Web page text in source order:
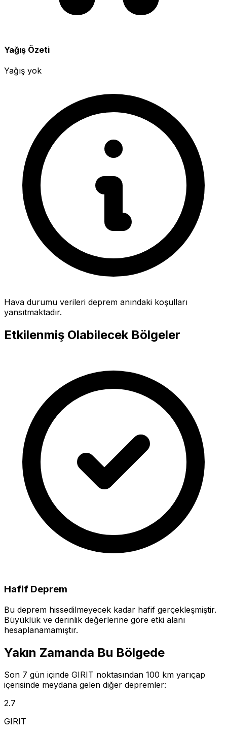
Yağış Özeti
Yağış yok
Hava durumu verileri deprem anındaki koşulları
yansıtmaktadır.
Etkilenmiş Olabilecek Bölgeler
Hafif Deprem
Bu deprem hissedilmeyecek kadar hafif gerçekleşmiştir.
Büyüklük ve derinlik değerlerine göre etki alanı
hesaplanamamıştır.
Yakın Zamanda Bu Bölgede
Son 7 gün içinde GIRIT noktasından 100 km yarıçap
içerisinde meydana gelen diğer depremler:
2.7
GIRIT